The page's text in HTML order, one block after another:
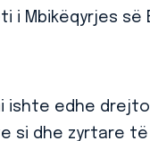
i Mbikëqyrjes
ishte edhe
si dhe zyrtare